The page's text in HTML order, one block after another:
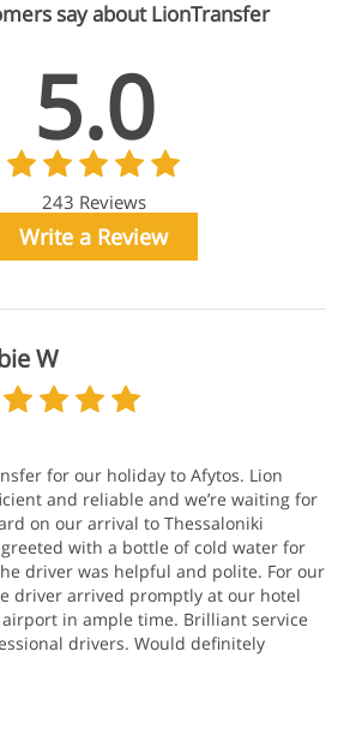
say about LionTransfer
5.0
243 Reviews
Write a Review
W
for our holiday to Afytos. Lion
and reliable and we’re waiting for
on our arrival to Thessaloniki
with a bottle of cold water for
driver was helpful and polite. For our
driver arrived promptly at our hotel
in ample time. Brilliant service
drivers. Would definitely